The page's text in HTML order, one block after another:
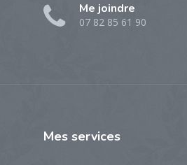
Me joindre
07 82 85 61 90
Mes services